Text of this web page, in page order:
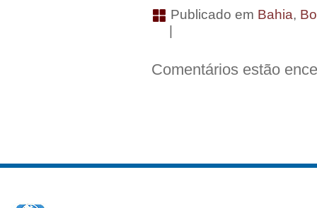
Publicado em Bahia,
|
Comentários estão